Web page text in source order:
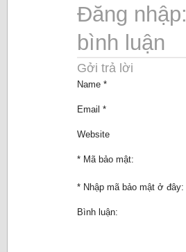
Đăng nhập:
bình luận
Gởi trả lời
Name *
Email *
Website
* Mã bảo mật:
* Nhập mã bảo mật ở đây:
Bình luận: